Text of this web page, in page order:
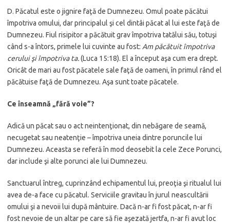
D. Păcatul este o jignire faţă de Dumnezeu. Omul poate păcătui
împotriva omului, dar principalul şi cel dintâi păcat al lui este faţă de
Dumnezeu. Fiul risipitor a păcătuit grav împotriva tatălui său, totuşi
când s-a întors, primele lui cuvinte au fost: Am păcătuit împotriva
cerului şi împotriva ta.(Luca 15:18). El a început aşa cum era drept.
Oricât de mari au fost păcatele sale faţă de oameni, în primul rând el
păcătuise faţă de Dumnezeu. Aşa sunt toate păcatele.
Ce înseamnă „fără voie”?
Adică un păcat sau o act neintenţionat, din nebăgare de seamă,
necugetat sau neatenţie – împotriva uneia dintre poruncile lui
Dumnezeu. Aceasta se referă în mod deosebit la cele Zece Porunci,
dar include şi alte porunci ale lui Dumnezeu.
Sanctuarul întreg, cuprinzând echipamentul lui, preoţia şi ritualul lui
avea de-a face cu păcatul. Serviciile gravitau în jurul neascultării
omului şi a nevoii lui după mântuire. Dacă n-ar fi fost păcat, n-ar fi
fost nevoie de un altar pe care să fie aşezată jertfa, n-ar fi avut loc